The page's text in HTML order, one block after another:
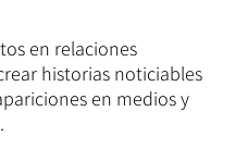
en relaciones
historias noticiables
en medios y